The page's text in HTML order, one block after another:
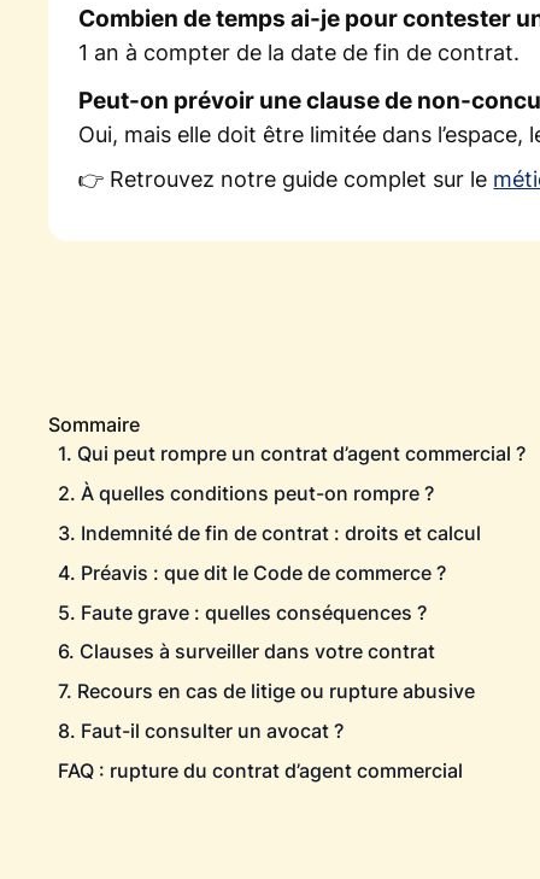
Sommaire
1. Qui peut rompre un contrat d’agent commercial ?
2. À quelles conditions peut-on rompre ?
3. Indemnité de fin de contrat : droits et calcul
4. Préavis : que dit le Code de commerce ?
5. Faute grave : quelles conséquences ?
6. Clauses à surveiller dans votre contrat
7. Recours en cas de litige ou rupture abusive
8. Faut-il consulter un avocat ?
FAQ : rupture du contrat d’agent commercial
Combien de temps ai-je pour contester
1 an à compter de la date de fin de contrat.
Peut-on prévoir une clause de non-
Oui, mais elle doit être limitée dans
👉 Retrouvez notre guide complet sur le